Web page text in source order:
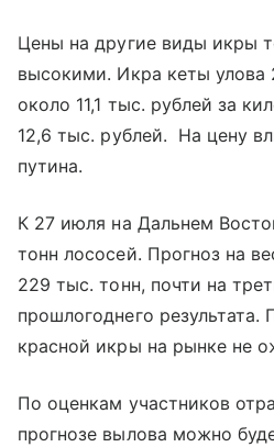
Цены на другие виды икры
высокими. Икра кеты улова
около 11,1 тыс. рублей за
12,6 тыс. рублей. На цену
путина.
К 27 июля на Дальнем
тонн лососей. Прогноз на
229 тыс. тонн, почти на
прошлогоднего
красной икры на рынке не
По оценкам участников
прогнозе вылова можно